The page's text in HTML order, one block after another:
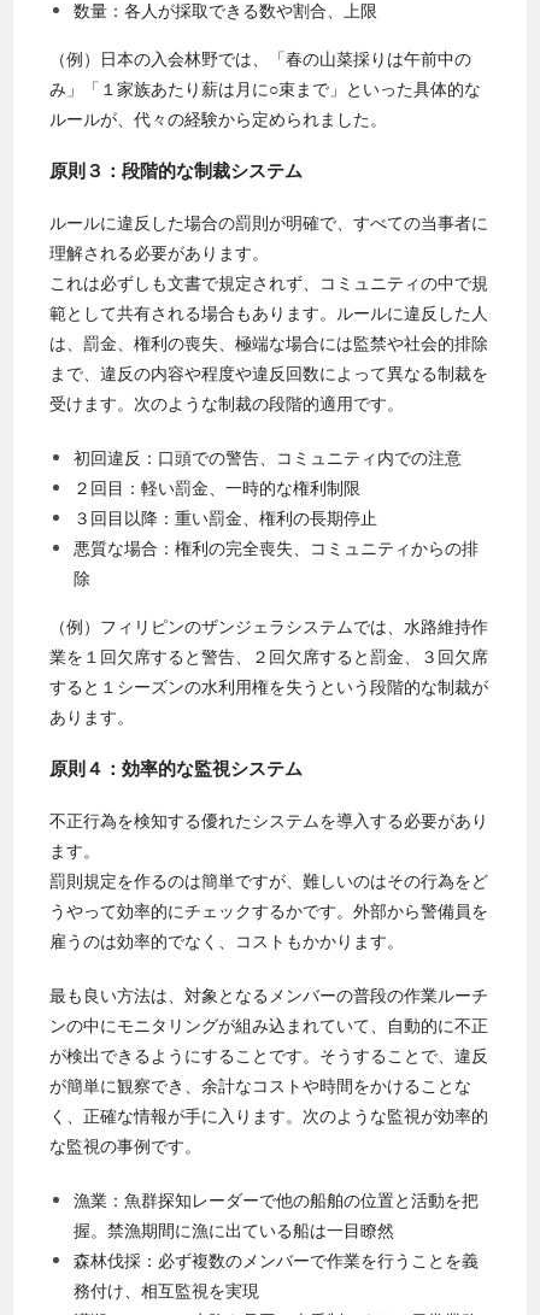
数量：各人が採取できる数や割合、上限
（例）日本の入会林野では、「春の山菜採りは午前中の
み」「１家族あたり薪は月に○束まで」といった具体的な
ルールが、代々の経験から定められました。
原則３：段階的な制裁システム
ルールに違反した場合の罰則が明確で、すべての当事者に
理解される必要があります。
これは必ずしも文書で規定されず、コミュニティの中で規
範として共有される場合もあります。ルールに違反した人
は、罰金、権利の喪失、極端な場合には監禁や社会的排除
まで、違反の内容や程度や違反回数によって異なる制裁を
受けます。次のような制裁の段階的適用です。
初回違反：口頭での警告、コミュニティ内での注意
２回目：軽い罰金、一時的な権利制限
３回目以降：重い罰金、権利の長期停止
悪質な場合：権利の完全喪失、コミュニティからの排
除
（例）フィリピンのザンジェラシステムでは、水路維持作
業を１回欠席すると警告、２回欠席すると罰金、３回欠席
すると１シーズンの水利用権を失うという段階的な制裁が
あります。
原則４：効率的な監視システム
不正行為を検知する優れたシステムを導入する必要があり
ます。
罰則規定を作るのは簡単ですが、難しいのはその行為をど
うやって効率的にチェックするかです。外部から警備員を
雇うのは効率的でなく、コストもかかります。
最も良い方法は、対象となるメンバーの普段の作業ルーチ
ンの中にモニタリングが組み込まれていて、自動的に不正
が検出できるようにすることです。そうすることで、違反
が簡単に観察でき、余計なコストや時間をかけることな
く、正確な情報が手に入ります。次のような監視が効率的
な監視の事例です。
漁業：魚群探知レーダーで他の船舶の位置と活動を把
握。禁漁期間に漁に出ている船は一目瞭然
森林伐採：必ず複数のメンバーで作業を行うことを義
務付け、相互監視を実現